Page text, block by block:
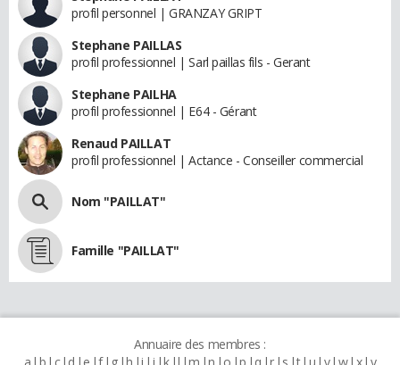
profil personnel | GRANZAY GRIPT
Stephane PAILLAS
profil professionnel | Sarl paillas fils - Gerant
Stephane PAILHA
profil professionnel | E64 - Gérant
Renaud PAILLAT
profil professionnel | Actance - Conseiller commercial
Nom "PAILLAT"
Famille "PAILLAT"
Annuaire des membres :